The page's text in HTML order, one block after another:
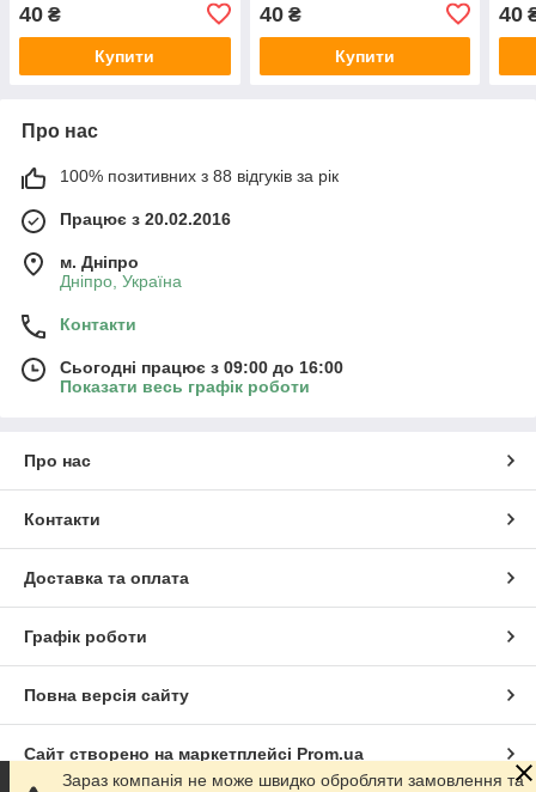
40 ₴
Купити
40₴
Купити
40
Про нас
100% позитивних з 88 відгуків за рік
Працює з 20.02.2016
м. Дніпро
Дніпро, Україна
Контакти
Сьогодні працює з 09:00 до 16:00
Показати весь графік роботи
Про нас
Контакти
Доставка та оплата
Графік роботи
Повна версія сайту
Сайт створено на маркетплейсі Prom.ua
Зараз компанія не може швидко обробляти замовлення та